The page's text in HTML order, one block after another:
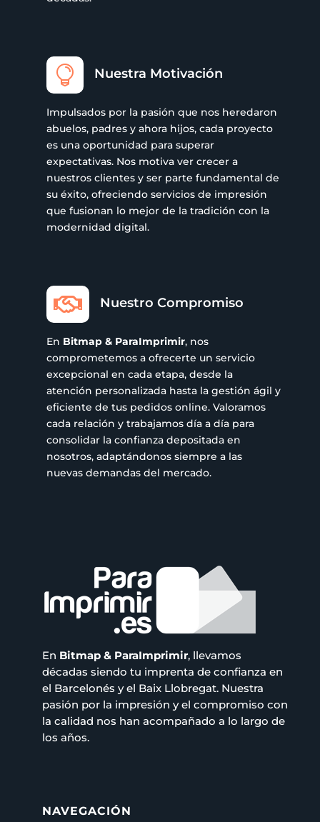
 Nuestra Motivación
Impulsados por la pasión que nos heredaron
abuelos, padres y ahora hijos, cada proyecto
es una oportunidad para superar
expectativas. Nos motiva ver crecer a
nuestros clientes y ser parte fundamental de
su éxito, ofreciendo servicios de impresión
que fusionan lo mejor de la tradición con la
modernidad digital.
 Nuestro Compromiso
En Bitmap & ParaImprimir, nos
comprometemos a ofrecerte un servicio
excepcional en cada etapa, desde la
atención personalizada hasta la gestión ágil y
eficiente de tus pedidos online. Valoramos
cada relación y trabajamos día a día para
consolidar la confianza depositada en
nosotros, adaptándonos siempre a las
nuevas demandas del mercado.
En Bitmap & ParaImprimir, llevamos
décadas siendo tu imprenta de confianza en
el Barcelonés y el Baix Llobregat. Nuestra
pasión por la impresión y el compromiso con
la calidad nos han acompañado a lo largo de
los años.
NAVEGACIÓN